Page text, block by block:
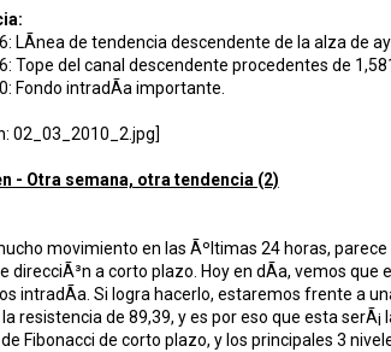
LÃ­nea de tendencia descendente de la alza de
Tope del canal descendente procedentes de
Fondo intradÃ­a importante.
- Otra semana, otra tendencia (2)
movimiento en las Ãºltimas 24 horas,
direcciÃ³n a corto plazo. Hoy en dÃ­a, vemos
intradÃ­a. Si logra hacerlo, estaremos frente a
resistencia de 89,39, y es por eso que esta
Fibonacci de corto plazo, y los principales 3